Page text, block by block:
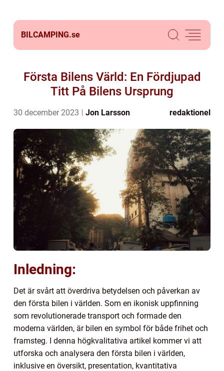
BILCAMPING.se
Första Bilens Värld: En Fördjupad
Titt På Bilens Ursprung
30 december 2023 Jon Larsson redaktionel
Inledning:
Det är svårt att överdriva betydelsen och påverkan av
den första bilen i världen. Som en ikonisk uppfinning
som revolutionerade transport och formade den
moderna världen, är bilen en symbol för både frihet och
framsteg. I denna högkvalitativa artikel kommer vi att
utforska och analysera den första bilen i världen,
inklusive en översikt, presentation, kvantitativa